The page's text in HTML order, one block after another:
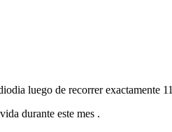
luego de recorrer exactamente
durante este mes .